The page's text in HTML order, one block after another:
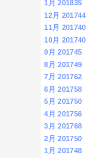
1月 201835
12月 201744
11月 201740
10月 201740
9月 201745
8月 201749
7月 201762
6月 201758
5月 201750
4月 201756
3月 201768
2月 201750
1月 201748